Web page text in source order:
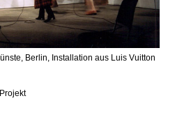
Berlin, Installation aus Luis Vuitton